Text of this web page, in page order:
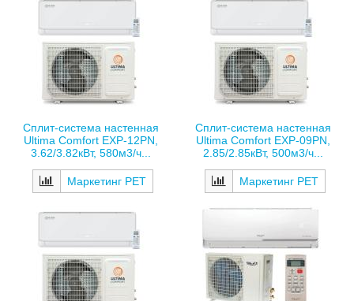
Сплит-система настенная
Ultima Comfort EXP-12PN,
3.62/3.82кВт, 580м3/ч...
Маркетинг РЕТ
Сплит-система настенная
Ultima Comfort EXP-09PN,
2.85/2.85кВт, 500м3/ч...
Маркетинг РЕТ